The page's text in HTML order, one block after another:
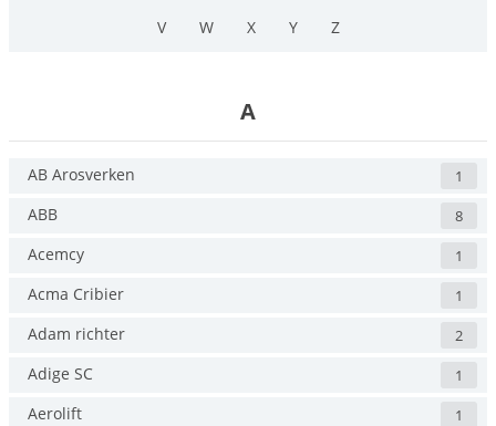
V
W X Y Z
A
AB Arosverken 1
ABB 8
Acemcy 1
Acma Cribier 1
Adam richter 2
Adige SC 1
Aerolift 1